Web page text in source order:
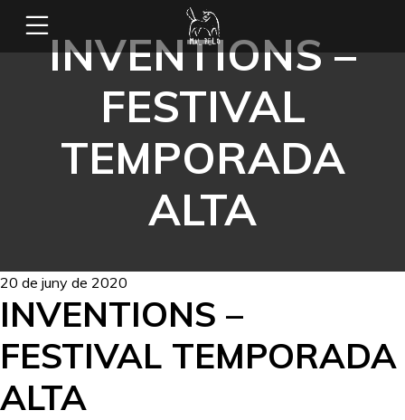
INVENTIONS –
FESTIVAL
TEMPORADA
ALTA
20 de juny de 2020
INVENTIONS –
FESTIVAL TEMPORADA
ALTA